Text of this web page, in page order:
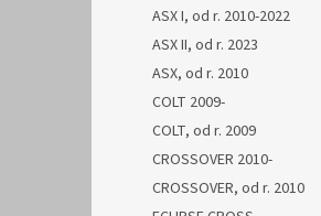
ASX I, od r. 2010-2022
ASX II, od r. 2023
ASX, od r. 2010
COLT 2009-
COLT, od r. 2009
CROSSOVER 2010-
CROSSOVER, od r. 2010